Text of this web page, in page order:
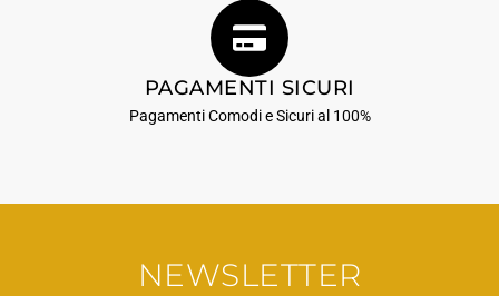
PAGAMENTI SICURI
Pagamenti Comodi e Sicuri al 100%
NEWSLETTER